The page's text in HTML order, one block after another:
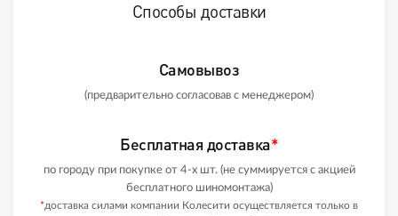
Способы доставки
Самовывоз
(предварительно согласовав с менеджером)
Бесплатная доставка*
по городу при покупке от 4-х шт. (не суммируется с акцией
бесплатного шиномонтажа)
*доставка силами компании Колесити осуществляется только в